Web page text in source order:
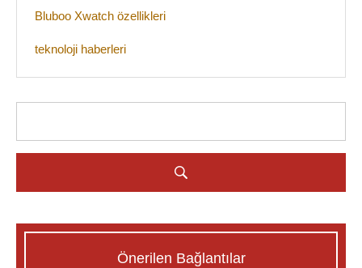
Bluboo Xwatch özellikleri
teknoloji haberleri
Önerilen Bağlantılar